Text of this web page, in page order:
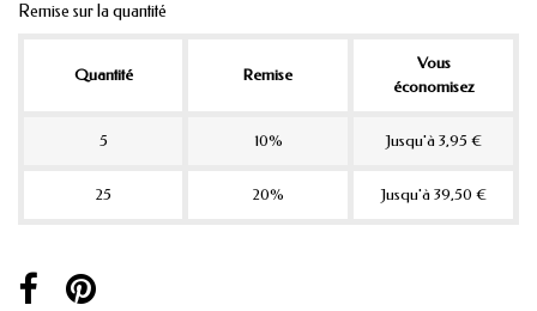
Remise sur la quantité
Quantité Remise
Vous
économisez
5 10% Jusqu'à 3,95 €
25 20% Jusqu'à 39,50 €